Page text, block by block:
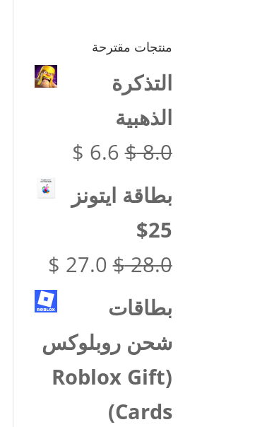
منتجات مقترحة
التذكرة
الذهبية
$8.0
السعر
الأصلي
$ 8.0.
$ 6.6
الحالي
$ 6.6.
بطاقة ايتونز
25$
$28.0
السعر
الأصلي
هو:
$ 28.0.
$ 27.0
الحالي
بطاقات
شحن روبلوكس
(Roblox Gift
Cards)